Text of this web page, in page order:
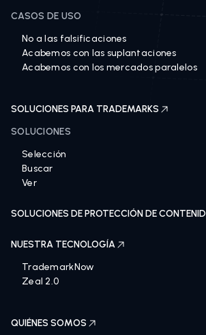
CASOS DE USO
No a las falsificaciones
Acabemos con las suplantaciones
Acabemos con los mercados paralelos
SOLUCIONES PARA TRADEMARKS
SOLUCIONES
Selección
Buscar
Ver
SOLUCIONES DE PROTECCIÓN DE
NUESTRA TECNOLOGÍA
TrademarkNow
Zeal 2.0
QUIÉNES SOMOS